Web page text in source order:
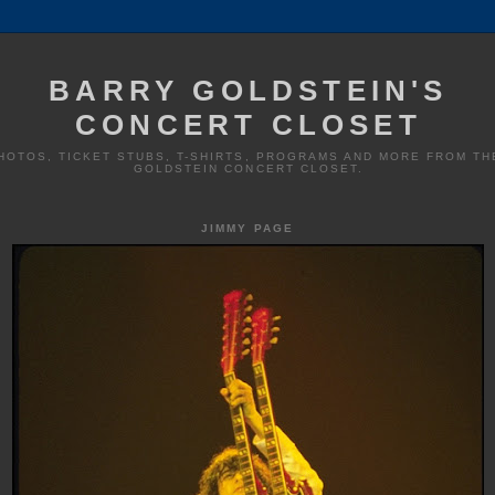
BARRY GOLDSTEIN'S
CONCERT CLOSET
TICKET STUBS, T-SHIRTS, PROGRAMS AND MORE FROM
GOLDSTEIN CONCERT CLOSET.
JIMMY PAGE